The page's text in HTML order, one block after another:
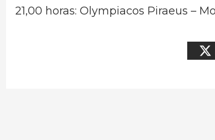
21,00 horas: Olympiacos Piraeus –